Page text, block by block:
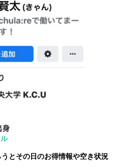
とその日のお得情報や空き状況